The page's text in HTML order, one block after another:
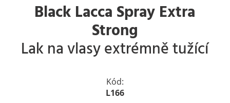
Black Lacca Spray Extra
Strong
Lak na vlasy extrémně tužící
Kód:
L166